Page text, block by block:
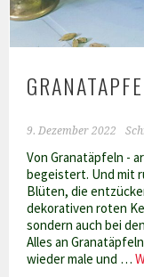
9. Dezember 2022
Von Granatäpfeln -
begeistert. Und mit
Blüten, die
dekorativen roten
sondern auch bei
Alles an
wieder male und …